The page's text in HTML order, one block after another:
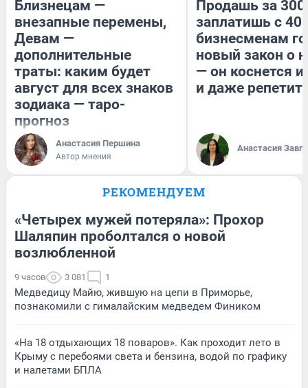
Близнецам —
внезапные перемены,
Девам —
дополнительные
траты: каким будет
август для всех знаков
зодиака — таро-
прогноз
Анастасия Першина
Автор мнения
Продашь за
заплатишь с
бизнесменам
новый закон о
— он коснется
и даже
Анастасия
РЕКОМЕНДУЕМ
«Четырех мужей потеряла»: Прохор
Шаляпин проболтался о новой
возлюбленной
9 часов 3 081 1
Медведицу Майю, жившую на цепи в Приморье,
познакомили с гималайским медведем Фиником
«На 18 отдыхающих 18 поваров». Как проходит лето в
Крыму с перебоями света и бензина, водой по графику
и налетами БПЛА